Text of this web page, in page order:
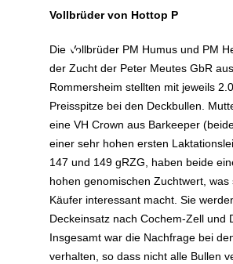
Vollbrüder von Hottop P
Die Vollbrüder PM Humus und PM
der Zucht der Peter Meutes GbR aus
Rommersheim stellten mit jeweils
Preisspitze bei den Deckbullen.
eine VH Crown aus Barkeeper
einer sehr hohen ersten
147 und 149 gRZG, haben beide
hohen genomischen Zuchtwert, was
Käufer interessant macht. Sie
Deckeinsatz nach Cochem-Zell und
Insgesamt war die Nachfrage bei
verhalten, so dass nicht alle Bullen